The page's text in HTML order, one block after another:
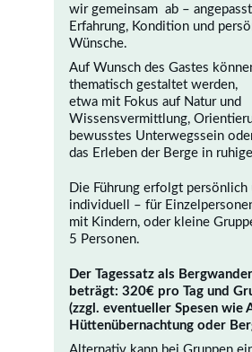
wir gemeinsam  ab –
Erfahrung, Kondition und
Wünsche.
Auf Wunsch des Gastes
thematisch gestaltet werden,
etwa mit Fokus auf Natur und
Wissensvermittlung,
bewusstes Unterwegssein
das Erleben der Berge in
Die Führung erfolgt persönlich
individuell – für
mit Kindern, oder kleine
5 Personen.
Der Tagessatz als
beträgt: 320€ pro Tag und
(zzgl. eventueller Spesen wie
Hüttenübernachtung oder